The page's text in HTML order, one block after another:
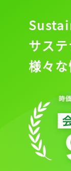
サス
様々